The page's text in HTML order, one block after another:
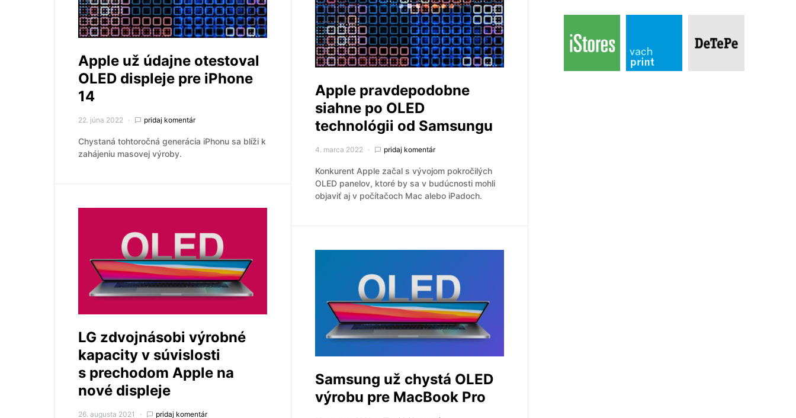
Apple už údajne otestoval
OLED displeje pre iPhone
14
22. júna 2022 pridaj komentár
Chystaná tohtoročná generácia iPhonu sa blíži k
zahájeniu masovej výroby.
LG zdvojnásobi výrobné
kapacity v súvislosti
s prechodom Apple na
nové displeje
26. augusta 2021 pridaj komentár
Apple pravdepodobne
siahne po OLED
technológii od Samsungu
4. marca 2022 pridaj komentár
Konkurent Apple začal s vývojom pokročilých
OLED panelov, ktoré by sa v budúcnosti mohli
objaviť aj v počítačoch Mac alebo iPadoch.
Samsung už chystá OLED
výrobu pre MacBook Pro